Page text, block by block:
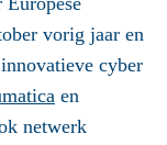
vorig jaar en
cyber
en
netwerk